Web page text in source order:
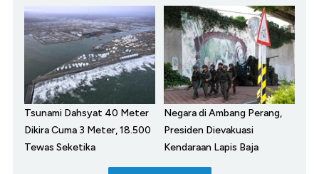
Tsunami Dahsyat 40 Meter
Dikira Cuma 3 Meter, 18.500
Tewas Seketika
Negara di Ambang Perang,
Presiden Dievakuasi
Kendaraan Lapis Baja